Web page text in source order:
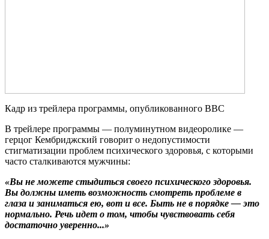
Кадр из трейлера программы, опубликованного BBC
В трейлере программы — полуминутном видеоролике —
герцог Кембриджский говорит о недопустимости
стигматизации проблем психического здоровья, с которыми
часто сталкиваются мужчины:
«Вы не можете стыдиться своего психического здоровья.
Вы должны иметь возможность смотреть проблеме в
глаза и заниматься ею, вот и все. Быть не в порядке — это
нормально. Речь идет о том, чтобы чувствовать себя
достаточно уверенно...»